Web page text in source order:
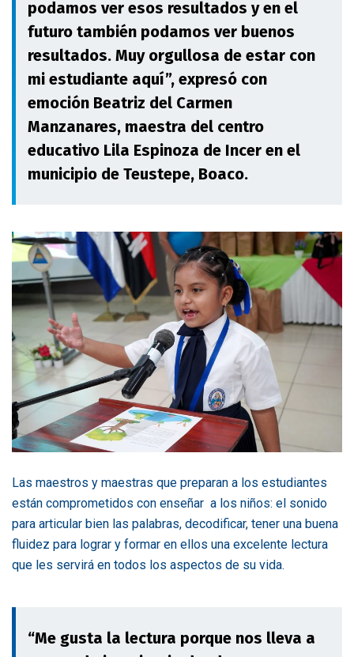
podamos ver esos resultados y en el
futuro también podamos ver buenos
resultados. Muy orgullosa de estar con
mi estudiante aquí”, expresó con
emoción Beatriz del Carmen
Manzanares, maestra del centro
educativo Lila Espinoza de Incer en el
municipio de Teustepe, Boaco.
Las maestros y maestras que preparan a los estudiantes
están comprometidos con enseñar a los niños: el sonido
para articular bien las palabras, decodificar, tener una buena
fluidez para lograr y formar en ellos una excelente lectura
que les servirá en todos los aspectos de su vida.
“Me gusta la lectura porque nos lleva a